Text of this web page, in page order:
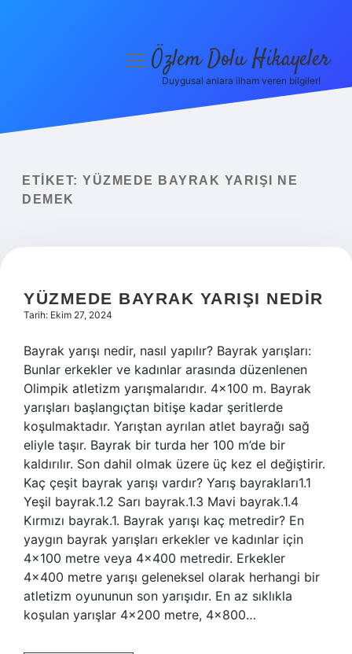
Yasal Uyarı
menüyüÖzlem Dolu Hikayeler
Duygusal anlara ilham veren bilgiler!
ETIKET: YÜZMEDE BAYRAK YARIŞI NE
DEMEK
YÜZMEDE BAYRAK YARIŞI NEDIR
Tarih: Ekim 27, 2024
Bayrak yarışı nedir, nasıl yapılır? Bayrak yarışları:
Bunlar erkekler ve kadınlar arasında düzenlenen
Olimpik atletizm yarışmalarıdır. 4×100 m. Bayrak
yarışları başlangıçtan bitişe kadar şeritlerde
koşulmaktadır. Yarıştan ayrılan atlet bayrağı sağ
eliyle taşır. Bayrak bir turda her 100 m’de bir
kaldırılır. Son dahil olmak üzere üç kez el değiştirir.
Kaç çeşit bayrak yarışı vardır? Yarış bayrakları1.1
Yeşil bayrak.1.2 Sarı bayrak.1.3 Mavi bayrak.1.4
Kırmızı bayrak.1. Bayrak yarışı kaç metredir? En
yaygın bayrak yarışları erkekler ve kadınlar için
4×100 metre veya 4×400 metredir. Erkekler
4×400 metre yarışı geleneksel olarak herhangi bir
atletizm oyununun son yarışıdır. En az sıklıkla
koşulan yarışlar 4×200 metre, 4×800…